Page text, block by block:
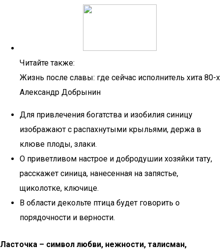
Читайте также:
Жизнь после славы: где сейчас исполнитель хита 80-х
Александр Добрынин
Для привлечения богатства и изобилия синицу
изображают с распахнутыми крыльями, держа в
клюве плоды, злаки.
О приветливом настрое и добродушии хозяйки тату,
расскажет синица, нанесенная на запястье,
щиколотке, ключице.
В области декольте птица будет говорить о
порядочности и верности.
Ласточка – символ любви, нежности, талисман,